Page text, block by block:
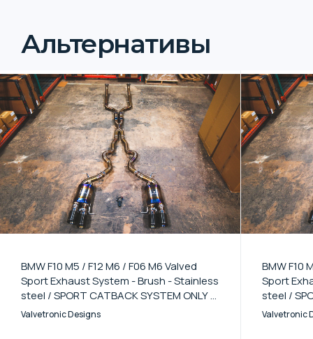
Альтернативы
BMW F10 M5 / F12 M6 / F06 M6 Valved
Sport Exhaust System - Brush - Stainless
steel / SPORT CATBACK SYSTEM ONLY /
(4) Burnt
Valvetronic Designs
BMW F10
Sport
steel /
(4)
Valvetronic